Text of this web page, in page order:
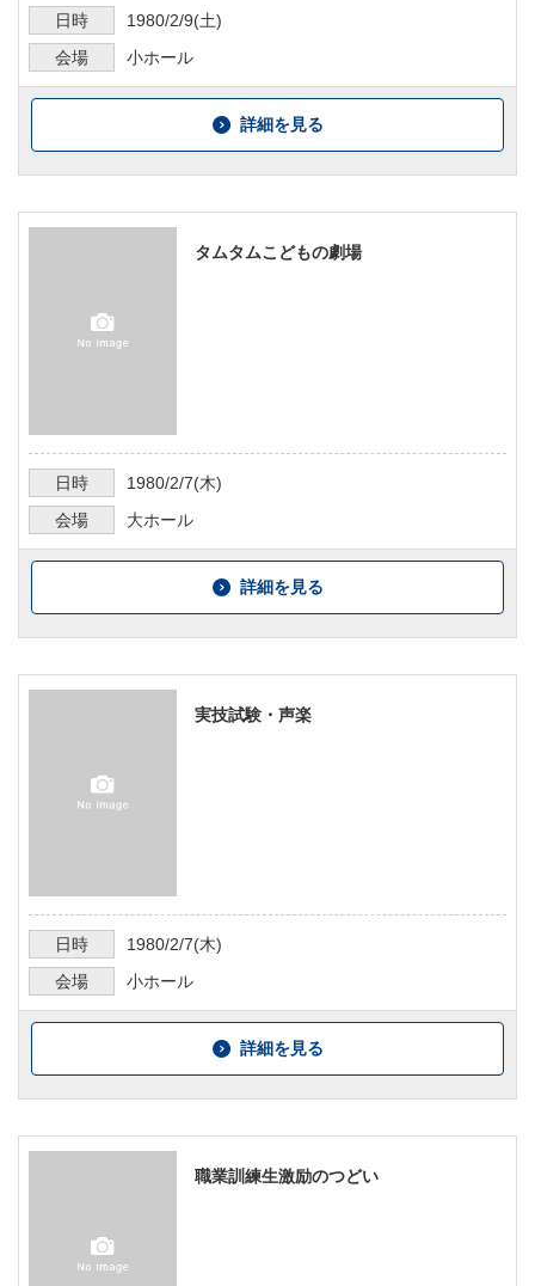
日時 1980/2/9(土)
会場
小ホール
詳細を見る
タムタムこどもの劇場
日時 1980/2/7(木)
会場
大ホール
詳細を見る
実技試験・声楽
日時 1980/2/7(木)
会場
小ホール
詳細を見る
職業訓練生激励のつどい